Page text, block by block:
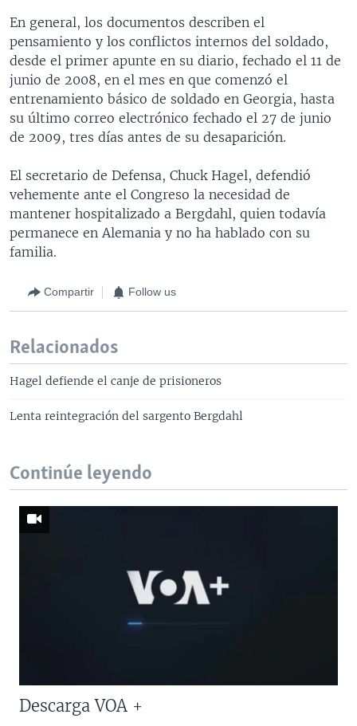
En general, los documentos describen el
pensamiento y los conflictos internos del soldado,
desde el primer apunte en su diario, fechado el 11 de
junio de 2008, en el mes en que comenzó el
entrenamiento básico de soldado en Georgia, hasta
su último correo electrónico fechado el 27 de junio
de 2009, tres días antes de su desaparición.
El secretario de Defensa, Chuck Hagel, defendió
vehemente ante el Congreso la necesidad de
mantener hospitalizado a Bergdahl, quien todavía
permanece en Alemania y no ha hablado con su
familia.
Compartir Follow us
Relacionados
Hagel defiende el canje de prisioneros
Lenta reintegración del sargento Bergdahl
Continúe leyendo
Descarga VOA +